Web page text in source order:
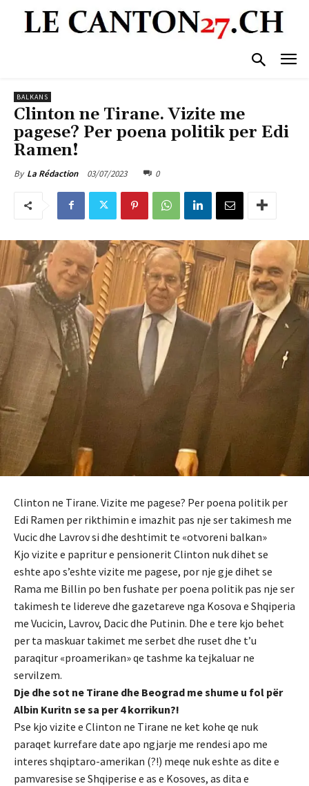
BALKANS
Clinton ne Tirane. Vizite me
pagese? Per poena politik per Edi
Ramen!
By La Rédaction 03/07/2023 0
Clinton ne Tirane. Vizite me pagese? Per poena politik per
Edi Ramen per rikthimin e imazhit pas nje ser takimesh me
Vucic dhe Lavrov si dhe deshtimit te «otvoreni balkan»
Kjo vizite e papritur e pensionerit Clinton nuk dihet se
eshte apo s’eshte vizite me pagese, por nje gje dihet se
Rama me Billin po ben fushate per poena politik pas nje ser
takimesh te lidereve dhe gazetareve nga Kosova e Shqiperia
me Vucicin, Lavrov, Dacic dhe Putinin. Dhe e tere kjo behet
per ta maskuar takimet me serbet dhe ruset dhe t’u
paraqitur «proamerikan» qe tashme ka tejkaluar ne
servilzem.
Dje dhe sot ne Tirane dhe Beograd me shume u fol për
Albin Kuritn se sa per 4 korrikun?!
Pse kjo vizite e Clinton ne Tirane ne ket kohe qe nuk
paraqet kurrefare date apo ngjarje me rendesi apo me
interes shqiptaro-amerikan (?!) meqe nuk eshte as dite e
pamvaresise se Shqiperise e as e Kosoves, as dita e